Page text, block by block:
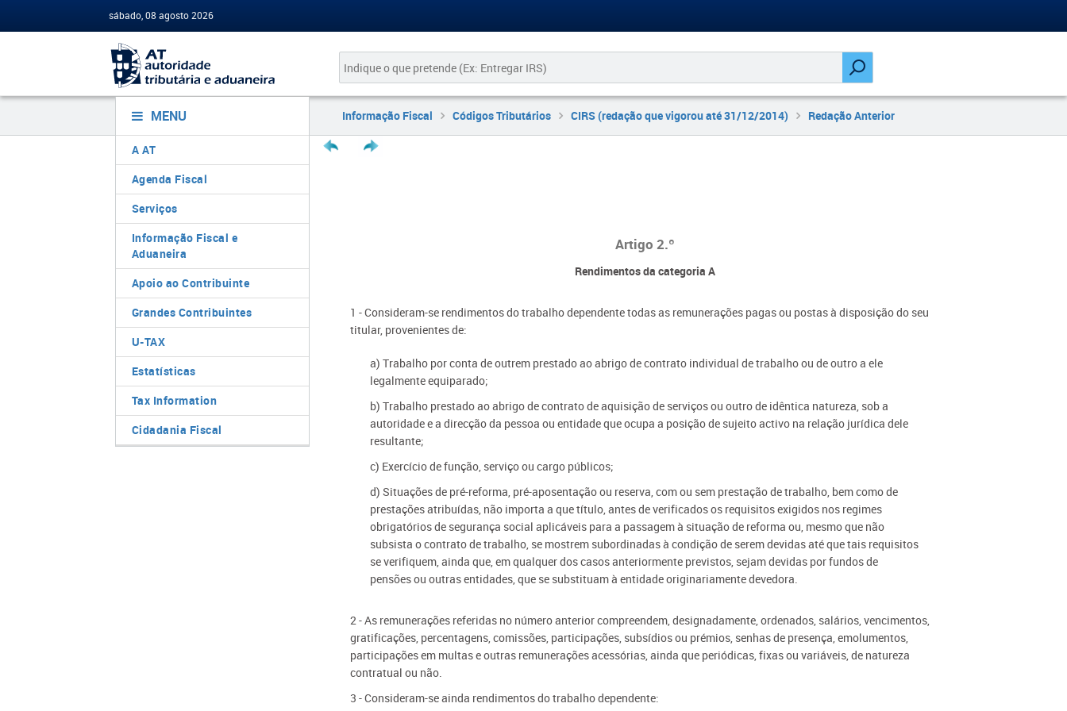
sábado, 08 agosto 2026
MENU
A AT
Agenda Fiscal
Serviços
Informação Fiscal e
Aduaneira
Apoio ao Contribuinte
Grandes Contribuintes
U-TAX
Estatísticas
Tax Information
Cidadania Fiscal
Informação Fiscal Códigos Tributários CIRS (redação que vigorou até 31/12/2014) Redação Anterior
Artigo 2.º
Rendimentos da categoria A
1 - Consideram-se rendimentos do trabalho dependente todas as remunerações pagas ou postas à disposição do seu
titular, provenientes de:
a) Trabalho por conta de outrem prestado ao abrigo de contrato individual de trabalho ou de outro a ele
legalmente equiparado;
b) Trabalho prestado ao abrigo de contrato de aquisição de serviços ou outro de idêntica natureza, sob a
autoridade e a direcção da pessoa ou entidade que ocupa a posição de sujeito activo na relação jurídica dele
resultante;
c) Exercício de função, serviço ou cargo públicos;
d) Situações de pré-reforma, pré-aposentação ou reserva, com ou sem prestação de trabalho, bem como de
prestações atribuídas, não importa a que título, antes de verificados os requisitos exigidos nos regimes
obrigatórios de segurança social aplicáveis para a passagem à situação de reforma ou, mesmo que não
subsista o contrato de trabalho, se mostrem subordinadas à condição de serem devidas até que tais requisitos
se verifiquem, ainda que, em qualquer dos casos anteriormente previstos, sejam devidas por fundos de
pensões ou outras entidades, que se substituam à entidade originariamente devedora.
2 - As remunerações referidas no número anterior compreendem, designadamente, ordenados, salários, vencimentos,
gratificações, percentagens, comissões, participações, subsídios ou prémios, senhas de presença, emolumentos,
participações em multas e outras remunerações acessórias, ainda que periódicas, fixas ou variáveis, de natureza
contratual ou não.
3 - Consideram-se ainda rendimentos do trabalho dependente: